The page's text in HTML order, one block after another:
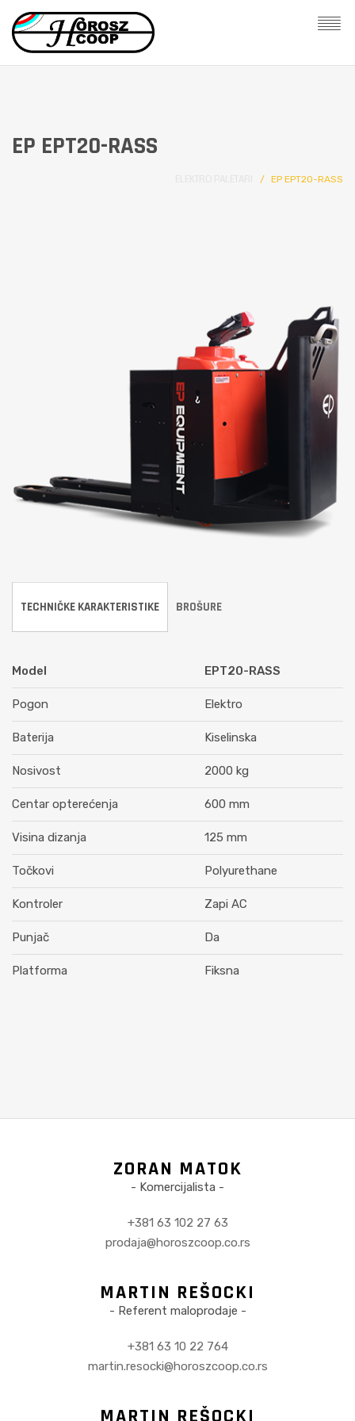
EP EPT20-RASS
EP EPT20-RASS
TECHNIČKE KARAKTERISTIKE BROŠURE
Model EPT20-RASS
Pogon Elektro
Baterija Kiselinska
Nosivost 2000 kg
Centar opterećenja 600 mm
Visina dizanja 125 mm
Točkovi Polyurethane
Kontroler Zapi AC
Punjač Da
Platforma Fiksna
ZORAN MATOK
- Komercijalista -
+381 63 102 27 63
prodaja@horoszcoop.co.rs
MARTIN REŠOCKI
- Referent maloprodaje -
+381 63 10 22 764
martin.resocki@horoszcoop.co.rs
MARTIN REŠOCKI